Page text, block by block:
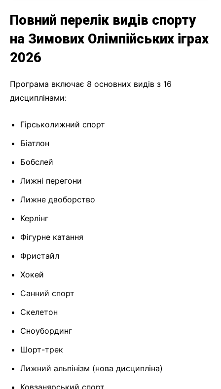
Повний перелік видів спорту
на Зимових Олімпійських іграх
2026
Програма включає 8 основних видів з 16
дисциплінами:
Гірськолижний спорт
Біатлон
Бобслей
Лижні перегони
Лижне двоборство
Керлінг
Фігурне катання
Фристайл
Хокей
Санний спорт
Скелетон
Сноубординг
Шорт-трек
Лижний альпінізм (нова дисципліна)